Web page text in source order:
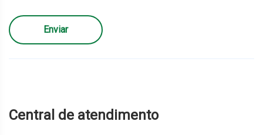
Enviar
Central de atendimento